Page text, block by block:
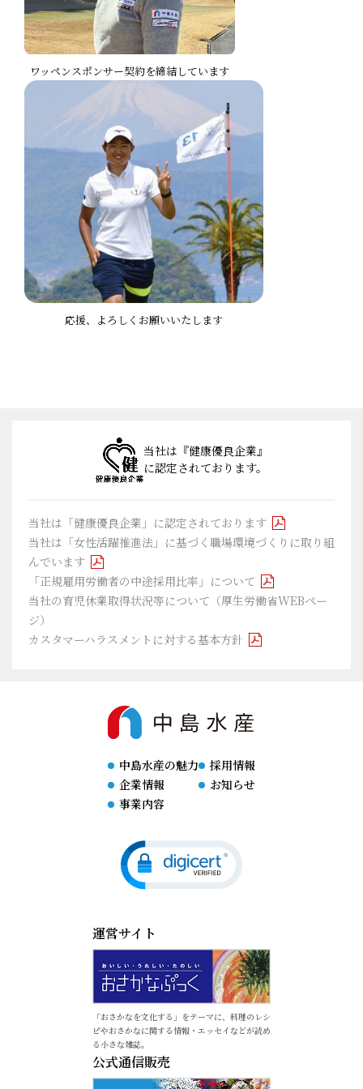
ワッペンスポンサー契約を締結しています
応援、よろしくお願いいたします
当社は『健康優良企業』
に認定されております。
当社は「健康優良企業」に認定されております
当社は「女性活躍推進法」に基づく職場環境づくりに取り組
んでいます
「正規雇用労働者の中途採用比率」について
当社の育児休業取得状況等について（厚生労働省WEBペー
ジ）
カスタマーハラスメントに対する基本方針
中島水産の魅力
企業情報
事業内容
採用情報
お知らせ
運営サイト
「おさかなを文化する」をテーマに、料理のレシ
ピやおさかなに関する情報・エッセイなどが読め
る小さな雑誌。
公式通信販売